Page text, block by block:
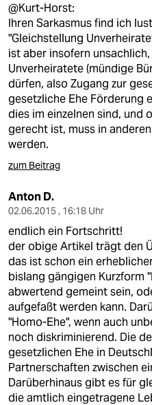
@Kurt-Horst:
Ihren Sarkasmus find ich
"Gleichstellung
ist aber insofern
Unverheiratete (mündige
dürfen, also Zugang zur
gesetzliche Ehe Förderung
dies im einzelnen sind, und
gerecht ist, muss in
werden.
zum Beitrag
Anton D.
02.06.2015 , 16:18 Uhr
endlich ein Fortschritt!
der obige Artikel trägt den
das ist schon ein
bislang gängigen Kurzform
abwertend gemeint sein,
aufgefaßt werden kann.
"Homo-Ehe", wenn auch
noch diskriminierend. Die
gesetzlichen Ehe in
Partnerschaften zwischen
Darüberhinaus gibt es für
die amtlich eingetragene